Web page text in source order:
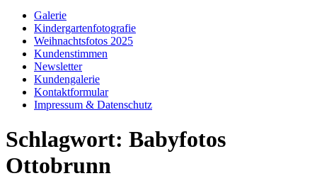
Galerie
Kindergartenfotografie
Weihnachtsfotos 2025
Kundenstimmen
Newsletter
Kundengalerie
Kontaktformular
Impressum & Datenschutz
Schlagwort: Babyfotos
Ottobrunn